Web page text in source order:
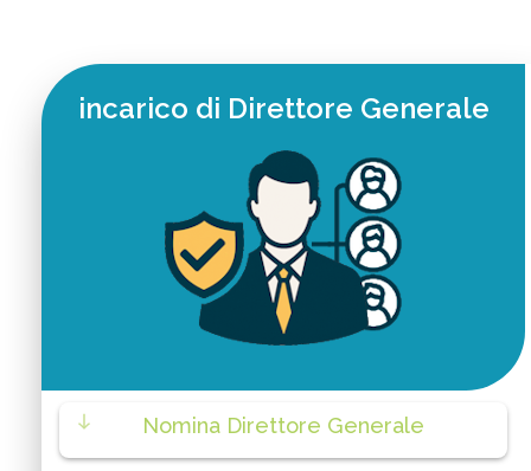
incarico di Direttore Generale
Nomina Direttore Generale